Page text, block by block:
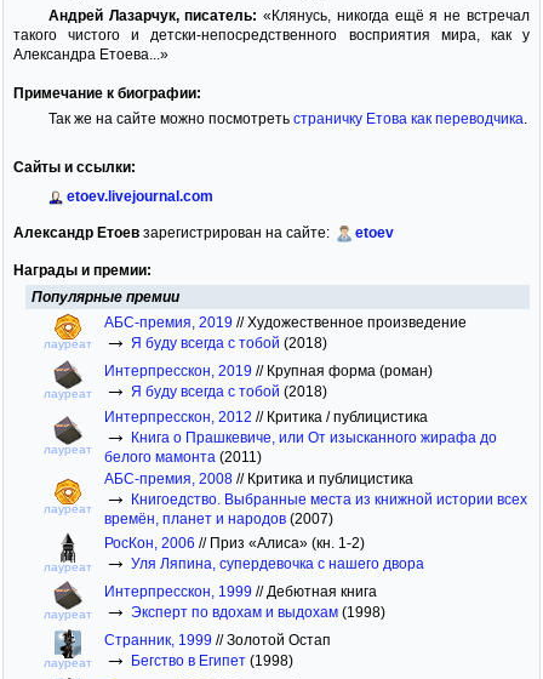
Андрей Лазарчук, писатель: «Клянусь, никогда ещё я не встречал
такого чистого и детски-непосредственного восприятия мира, как у
Александра Етоева...»
Примечание к биографии:
Так же на сайте можно посмотреть страничку Етова как переводчика.
Сайты и ссылки:
etoev.livejournal.com
Александр Етоев зарегистрирован на сайте: etoev
Награды и премии:
Популярные премии
лауреат
АБС-премия, 2019 //Художественное произведение
→ Я буду всегда с тобой (2018)
лауреат
Интерпресскон, 2019 // Крупная форма (роман)
→ Я буду всегда с тобой (2018)
лауреат
Интерпресскон, 2012 // Критика / публицистика
→
Книга о Прашкевиче, или От изысканного жирафа до
белого мамонта (2011)
лауреат
АБС-премия, 2008 // Критика и публицистика
→
Книгоедство. Выбранные места из книжной истории всех
времён, планет и народов (2007)
лауреат
РосКон, 2006 // Приз «Алиса» (кн. 1-2)
→ Уля Ляпина, супердевочка с нашего двора
лауреат
Интерпресскон, 1999 //Дебютная книга
→ Эксперт по вдохам и выдохам (1998)
лауреат
Странник, 1999 //Золотой Остап
→ Бегство в Египет (1998)